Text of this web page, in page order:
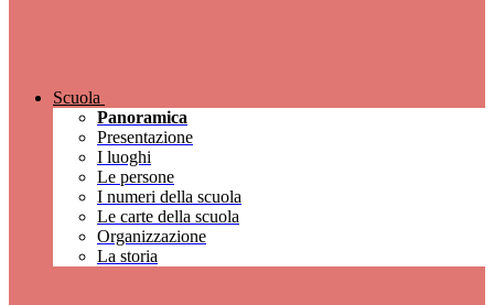
Scuola
Panoramica
Presentazione
I luoghi
Le persone
I numeri della scuola
Le carte della scuola
Organizzazione
La storia